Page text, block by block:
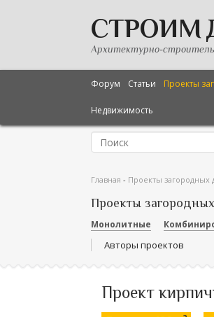
СТРОИМ
Архитектурно-
Форум Статьи Проекты
Недвижимость
Главная - Проекты загородных
Проекты
Монолитные
Авторы проектов
Проект